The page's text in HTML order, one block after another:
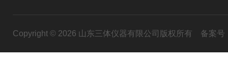
Copyright © 2026 山东三体仪器有限公司版权所有 备案号